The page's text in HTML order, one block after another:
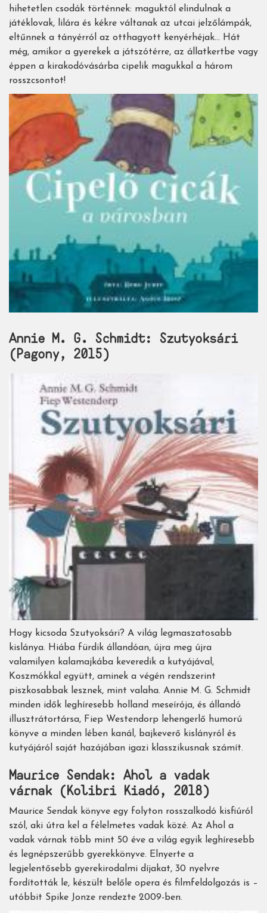
hihetetlen csodák történnek: maguktól elindulnak a
játéklovak, lilára és kékre váltanak az utcai jelzőlámpák,
eltűnnek a tányérról az otthagyott kenyérhéjak… Hát
még, amikor a gyerekek a játszótérre, az állatkertbe vagy
éppen a kirakodóvásárba cipelik magukkal a három
rosszcsontot!
Annie M. G. Schmidt: Szutyoksári
(Pagony, 2015)
Hogy kicsoda Szutyoksári? A világ legmaszatosabb
kislánya. Hiába fürdik állandóan, újra meg újra
valamilyen kalamajkába keveredik a kutyájával,
Koszmókkal együtt, aminek a végén rendszerint
piszkosabbak lesznek, mint valaha. Annie M. G. Schmidt
minden idők leghíresebb holland meseírója, és állandó
illusztrátortársa, Fiep Westendorp lehengerlő humorú
könyve a minden lében kanál, bajkeverő kislányról és
kutyájáról saját hazájában igazi klasszikusnak számít.
Maurice Sendak: Ahol a vadak
várnak (Kolibri Kiadó, 2018)
Maurice Sendak könyve egy folyton rosszalkodó kisfiúról
szól, aki útra kel a félelmetes vadak közé. Az Ahol a
vadak várnak több mint 50 éve a világ egyik leghíresebb
és legnépszerűbb gyerekkönyve. Elnyerte a
legjelentősebb gyerekirodalmi díjakat, 30 nyelvre
fordították le, készült belőle opera és filmfeldolgozás is –
utóbbit Spike Jonze rendezte 2009-ben.